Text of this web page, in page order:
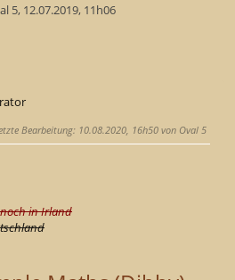
5, 12.07.2019, 11h06
Bearbeitung: 10.08.2020, 16h50 von Oval 5
noch in Irland